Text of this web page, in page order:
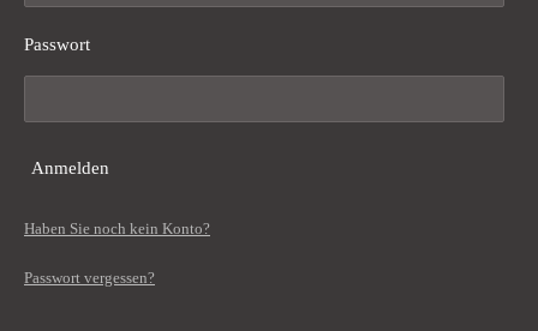
Passwort
Anmelden
Haben Sie noch kein Konto?
Passwort vergessen?